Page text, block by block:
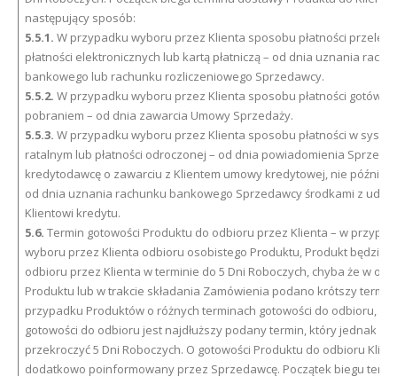
następujący sposób:
5.5.1. W przypadku wyboru przez Klienta sposobu płatności
płatności elektronicznych lub kartą płatniczą – od dnia uznania
bankowego lub rachunku rozliczeniowego Sprzedawcy.
5.5.2. W przypadku wyboru przez Klienta sposobu płatności gotówką
pobraniem – od dnia zawarcia Umowy Sprzedaży.
5.5.3. W przypadku wyboru przez Klienta sposobu płatności w
ratalnym lub płatności odroczonej – od dnia powiadomienia
kredytodawcę o zawarciu z Klientem umowy kredytowej, nie później
od dnia uznania rachunku bankowego Sprzedawcy środkami z
Klientowi kredytu.
5.6. Termin gotowości Produktu do odbioru przez Klienta – w
wyboru przez Klienta odbioru osobistego Produktu, Produkt będzie
odbioru przez Klienta w terminie do 5 Dni Roboczych, chyba że w
Produktu lub w trakcie składania Zamówienia podano krótszy
przypadku Produktów o różnych terminach gotowości do odbioru,
gotowości do odbioru jest najdłuższy podany termin, który jednak
przekroczyć 5 Dni Roboczych. O gotowości Produktu do odbioru
dodatkowo poinformowany przez Sprzedawcę. Początek biegu